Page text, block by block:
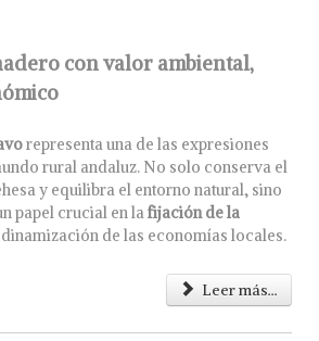
con valor ambiental,
representa una de las expresiones
rural andaluz. No solo conserva el
y equilibra el entorno natural, sino
papel crucial en lafijación de la
de las economías locales.
Leer más...